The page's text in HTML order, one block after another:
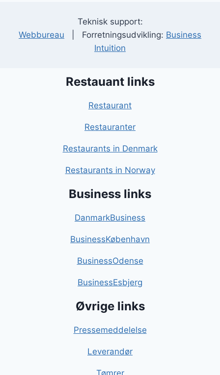
Teknisk support:
Webbureau | Forretningsudvikling: Business
Intuition
Restauant links
Restaurant
Restauranter
Restaurants in Denmark
Restaurants in Norway
Business links
DanmarkBusiness
BusinessKøbenhavn
BusinessOdense
BusinessEsbjerg
Øvrige links
Pressemeddelelse
Leverandør